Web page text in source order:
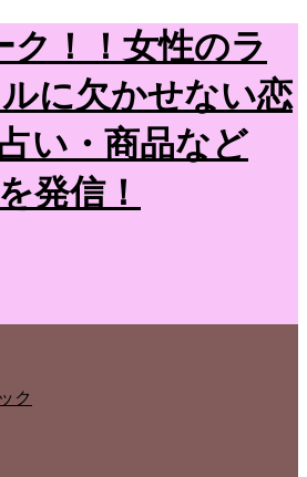
女性のラ
に欠かせない恋
い・商品など
発信！
ク